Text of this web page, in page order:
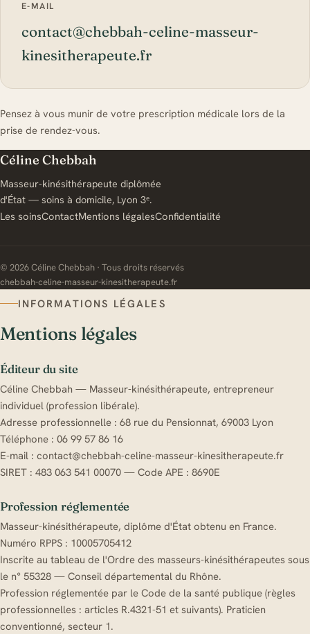
E-MAIL
contact@chebbah-celine-masseur-
kinesitherapeute.fr
Pensez à vous munir de votre prescription médicale lors de la
prise de rendez-vous.
Céline Chebbah
Masseur-kinésithérapeute diplômée
d'État — soins à domicile, Lyon 3ᵉ.
Les soinsContactMentions légalesConfidentialité
© 2026Céline Chebbah · Tous droits réservés
chebbah-celine-masseur-kinesitherapeute.fr
INFORMATIONS LÉGALES
Mentions légales
Éditeur du site
Céline Chebbah — Masseur-kinésithérapeute, entrepreneur
individuel (profession libérale).
Adresse professionnelle : 68 rue du Pensionnat, 69003 Lyon
Téléphone : 06 99 57 86 16
E-mail : contact@chebbah-celine-masseur-kinesitherapeute.fr
SIRET : 483 063 541 00070 — Code APE : 8690E
Profession réglementée
Masseur-kinésithérapeute, diplôme d'État obtenu en France.
Numéro RPPS : 10005705412
Inscrite au tableau de l'Ordre des masseurs-kinésithérapeutes sous
le n° 55328 — Conseil départemental du Rhône.
Profession réglementée par le Code de la santé publique (règles
professionnelles : articles R.4321-51 et suivants). Praticien
conventionné, secteur 1.